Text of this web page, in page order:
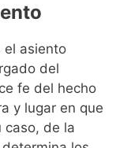
el asiento
del
fe del hecho
y lugar en que
caso, de la